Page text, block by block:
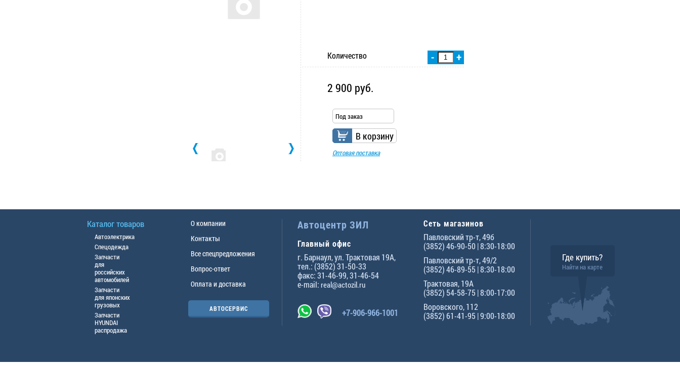
+
-
Количество
2 900 руб.
Под заказ
В корзину
Оптовая поставка
Каталог товаров
Автоэлектрика
Спецодежда
Запчасти
для
российских
автомобилей
Запчасти
для японских
грузовых
Запчасти
HYUNDAI
распродажа
О компании
Контакты
Все спецпредложения
Вопрос-ответ
Оплата и доставка
АВТОСЕРВИС
Автоцентр ЗИЛ
Главный офис
г. Барнаул,ул. Трактовая 19А,
тел.: (3852) 31-50-33
факс:31-46-99,31-46-54
e-mail: real@actozil.ru
+7-906-966-1001
Сеть магазинов
Павловский тр-т, 49б
(3852) 46-90-50 | 8:30-18:00
Павловский тр-т, 49/2
(3852) 46-89-55 | 8:30-18:00
Трактовая, 19А
(3852) 54-58-75 | 8:00-17:00
Воровского, 112
(3852) 61-41-95 | 9:00-18:00
Где купить?
Найти на карте